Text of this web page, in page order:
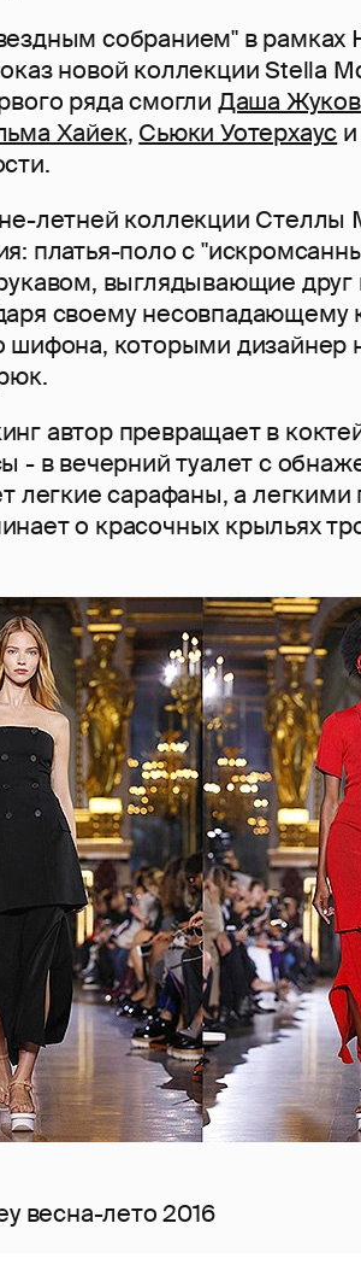
собранием" в рамках
новой коллекции Stella
ряда смогли Даша
Хайек, Сьюки Уотерхаус
летней коллекции Стеллы
платья-поло с
выглядывающие друг
своему несовпадающему
шифона, которыми дизайнер
автор превращает в
- в вечерний туалет с
легкие сарафаны, а
о красочных крыльях
весна-лето 2016